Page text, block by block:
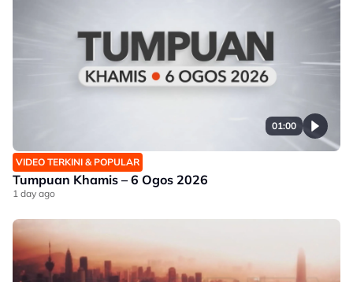
01:00
VIDEO TERKINI & POPULAR
Tumpuan Khamis – 6 Ogos 2026
1 day ago